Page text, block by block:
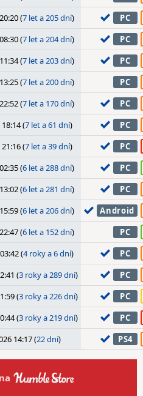
(7 let a 205 dní)
PC
(7 let a 204 dní)
PC
(7 let a 203 dní)
PC
(7 let a 200 dní)
PC
(7 let a 170 dní)
PC
(7 let a 61 dní)
PC
(7 let a 39 dní)
PC
(6 let a 288 dní)
PC
(6 let a 281 dní)
PC
(6 let a 206 dní)
Android
(6 let a 152 dní)
PC
(4 roky a 6 dní)
PC
(3 roky a 289 dní)
PC
(3 roky a 226 dní)
PC
(3 roky a 219 dní)
PC
14:17 (22 dní) PS4